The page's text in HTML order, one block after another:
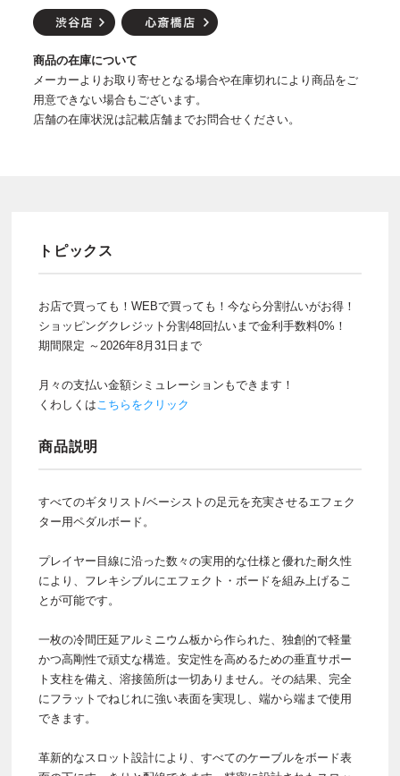
商品の在庫について
メーカーよりお取り寄せとなる場合や在庫切れにより商品をご
用意できない場合もございます。
店舗の在庫状況は記載店舗までお問合せください。
トピックス
お店で買っても！WEBで買っても！今なら分割払いがお得！
ショッピングクレジット分割48回払いまで金利手数料0%！
期間限定 ～2026年8月31日まで
月々の支払い金額シミュレーションもできます！
くわしくはこちらをクリック
商品説明
すべてのギタリスト/ベーシストの足元を充実させるエフェク
ター用ペダルボード。
プレイヤー目線に沿った数々の実用的な仕様と優れた耐久性
により、フレキシブルにエフェクト・ボードを組み上げるこ
とが可能です。
一枚の冷間圧延アルミニウム板から作られた、独創的で軽量
かつ高剛性で頑丈な構造。安定性を高めるための垂直サポー
ト支柱を備え、溶接箇所は一切ありません。その結果、完全
にフラットでねじれに強い表面を実現し、端から端まで使用
できます。
革新的なスロット設計により、すべてのケーブルをボード表